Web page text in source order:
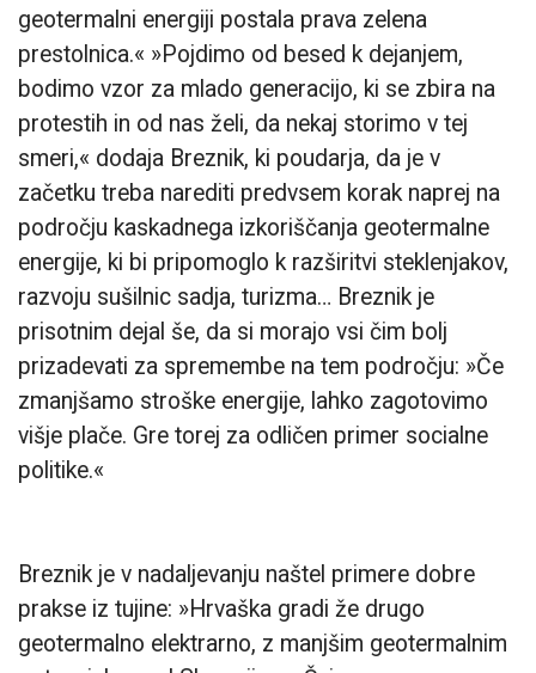
geotermalni energiji postala prava zelena
prestolnica.« »Pojdimo od besed k dejanjem,
bodimo vzor za mlado generacijo, ki se zbira na
protestih in od nas želi, da nekaj storimo v tej
smeri,« dodaja Breznik, ki poudarja, da je v
začetku treba narediti predvsem korak naprej na
področju kaskadnega izkoriščanja geotermalne
energije, ki bi pripomoglo k razširitvi steklenjakov,
razvoju sušilnic sadja, turizma… Breznik je
prisotnim dejal še, da si morajo vsi čim bolj
prizadevati za spremembe na tem področju: »Če
zmanjšamo stroške energije, lahko zagotovimo
višje plače. Gre torej za odličen primer socialne
politike.«
Breznik je v nadaljevanju naštel primere dobre
prakse iz tujine: »Hrvaška gradi že drugo
geotermalno elektrarno, z manjšim geotermalnim